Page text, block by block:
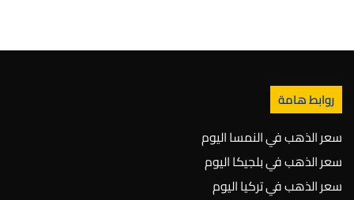
روابط هامة
سعر الذهب في النمسا اليوم
سعر الذهب في بلجيكا اليوم
سعر الذهب في تركيا اليوم